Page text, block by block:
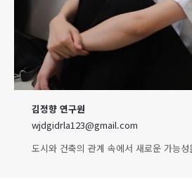
김정향 연구원
wjdgidrla123@gmail.com
도시와 건축의 관계 속에서 새로운 가능